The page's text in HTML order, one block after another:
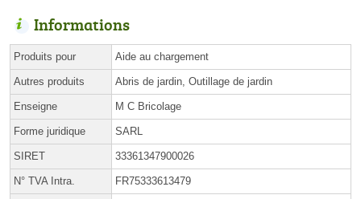
Informations
Produits pour Aide au chargement
Autres produits Abris de jardin, Outillage de jardin
Enseigne M C Bricolage
Forme juridique SARL
SIRET 33361347900026
N° TVA Intra. FR75333613479